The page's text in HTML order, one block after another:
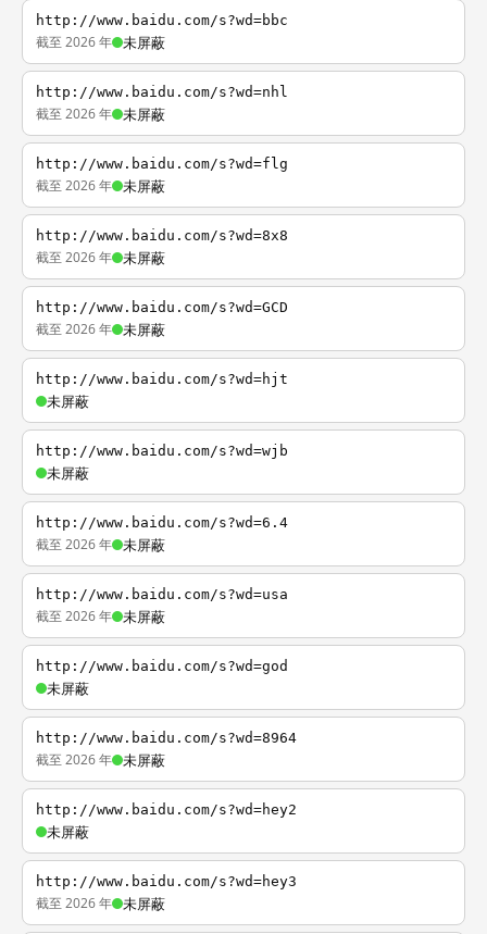
http://www.baidu.com/s?wd=bbc
截至 2026 年 未屏蔽
http://www.baidu.com/s?wd=nhl
截至 2026 年 未屏蔽
http://www.baidu.com/s?wd=flg
截至 2026 年 未屏蔽
http://www.baidu.com/s?wd=8x8
截至 2026 年 未屏蔽
http://www.baidu.com/s?wd=GCD
截至 2026 年 未屏蔽
http://www.baidu.com/s?wd=hjt
未屏蔽
http://www.baidu.com/s?wd=wjb
未屏蔽
http://www.baidu.com/s?wd=6.4
截至 2026 年 未屏蔽
http://www.baidu.com/s?wd=usa
截至 2026 年 未屏蔽
http://www.baidu.com/s?wd=god
未屏蔽
http://www.baidu.com/s?wd=8964
截至 2026 年 未屏蔽
http://www.baidu.com/s?wd=hey2
未屏蔽
http://www.baidu.com/s?wd=hey3
截至 2026 年 未屏蔽